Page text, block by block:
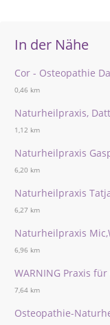
In der Nähe
Cor - Osteopathie
0,46 km
Naturheilpraxis,
1,12 km
Naturheilpraxis
6,20 km
Naturheilpraxis
6,27 km
Naturheilpraxis
6,96 km
WARNING Praxis
7,64 km
Osteopathie-